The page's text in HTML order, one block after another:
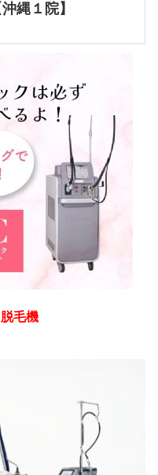
縄１院】
毛機